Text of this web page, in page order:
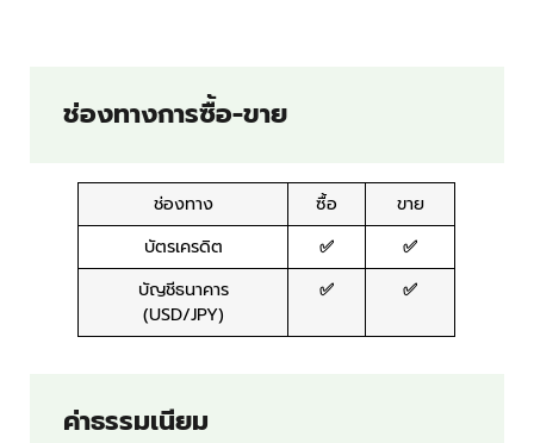
ช่องทางการซื้อ-ขาย
ช่องทาง ซื้อ
ขาย
บัตรเครดิต
✅
✅
บัญชีธนาคาร
(USD/JPY)
✅ ✅
ค่าธรรมเนียม